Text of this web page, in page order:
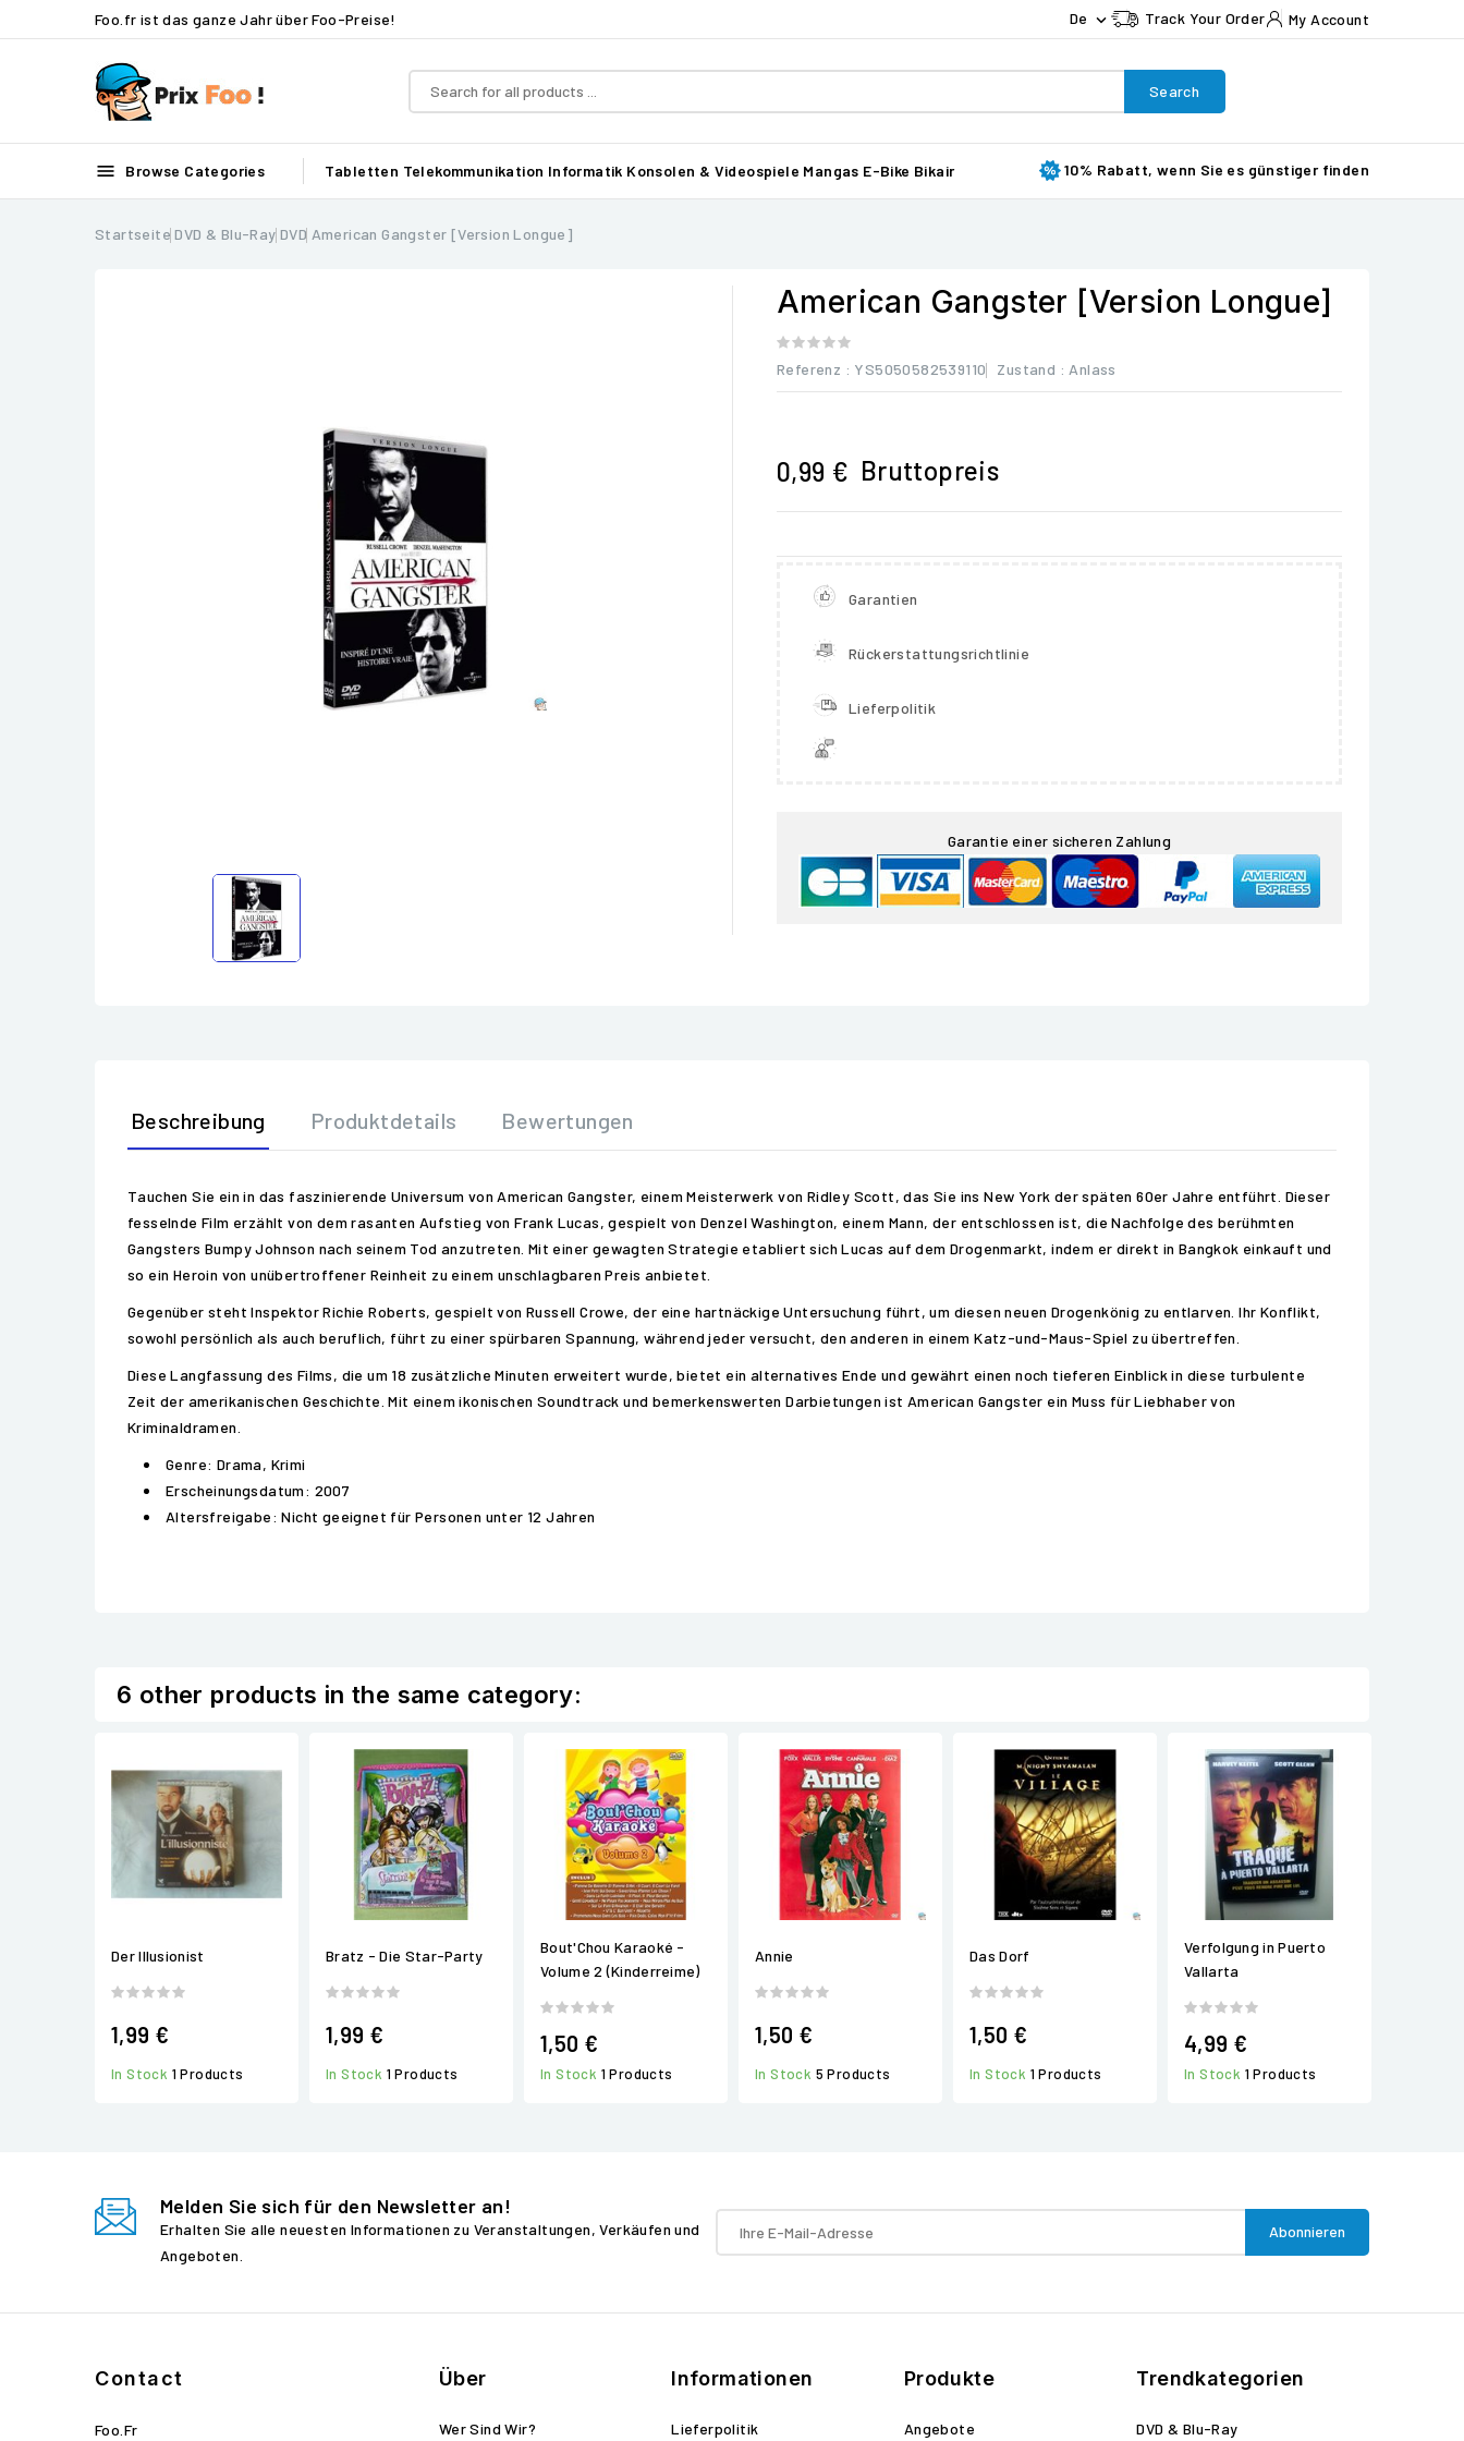
Foo.fr ist das ganze Jahr über Foo-Preise! De  Track Your Order My Account
Search
 Browse Categories Tabletten Telekommunikation Informatik Konsolen & Videospiele Mangas E-Bike Bikair 10% Rabatt, wenn Sie es günstiger finden
Startseite DVD & Blu-Ray DVD American Gangster [Version Longue]
American Gangster [Version Longue]
Referenz : YS5050582539110 Zustand : Anlass
0,99 € Bruttopreis
Garantien
Rückerstattungsrichtlinie
Lieferpolitik
Garantie einer sicheren Zahlung
Beschreibung Produktdetails Bewertungen
Tauchen Sie ein in das faszinierende Universum von American Gangster, einem Meisterwerk von Ridley Scott, das Sie ins New York der späten 60er Jahre entführt. Dieser
fesselnde Film erzählt von dem rasanten Aufstieg von Frank Lucas, gespielt von Denzel Washington, einem Mann, der entschlossen ist, die Nachfolge des berühmten
Gangsters Bumpy Johnson nach seinem Tod anzutreten. Mit einer gewagten Strategie etabliert sich Lucas auf dem Drogenmarkt, indem er direkt in Bangkok einkauft und
so ein Heroin von unübertroffener Reinheit zu einem unschlagbaren Preis anbietet.
Gegenüber steht Inspektor Richie Roberts, gespielt von Russell Crowe, der eine hartnäckige Untersuchung führt, um diesen neuen Drogenkönig zu entlarven. Ihr Konflikt,
sowohl persönlich als auch beruflich, führt zu einer spürbaren Spannung, während jeder versucht, den anderen in einem Katz-und-Maus-Spiel zu übertreffen.
Diese Langfassung des Films, die um 18 zusätzliche Minuten erweitert wurde, bietet ein alternatives Ende und gewährt einen noch tieferen Einblick in diese turbulente
Zeit der amerikanischen Geschichte. Mit einem ikonischen Soundtrack und bemerkenswerten Darbietungen ist American Gangster ein Muss für Liebhaber von
Kriminaldramen.
Genre: Drama, Krimi
Erscheinungsdatum: 2007
Altersfreigabe: Nicht geeignet für Personen unter 12 Jahren
6 other products in the same category:
Der Illusionist
1,99 €
In Stock 1 Products
Bratz - Die Star-Party
1,99 €
In Stock 1 Products
Bout'Chou Karaoké -
Volume 2 (Kinderreime)
1,50 €
In Stock 1 Products
Annie
1,50 €
In Stock 5 Products
Das Dorf
1,50 €
In Stock 1 Products
Verfolgung in Puerto
Vallarta
4,99 €
In Stock 1 Products
Melden Sie sich für den Newsletter an!
Erhalten Sie alle neuesten Informationen zu Veranstaltungen, Verkäufen und
Angeboten.
Contact
Foo.fr
Über
Wer Sind Wir?
Informationen
Lieferpolitik
Produkte
Angebote
Trendkategorien
DVD & Blu-Ray